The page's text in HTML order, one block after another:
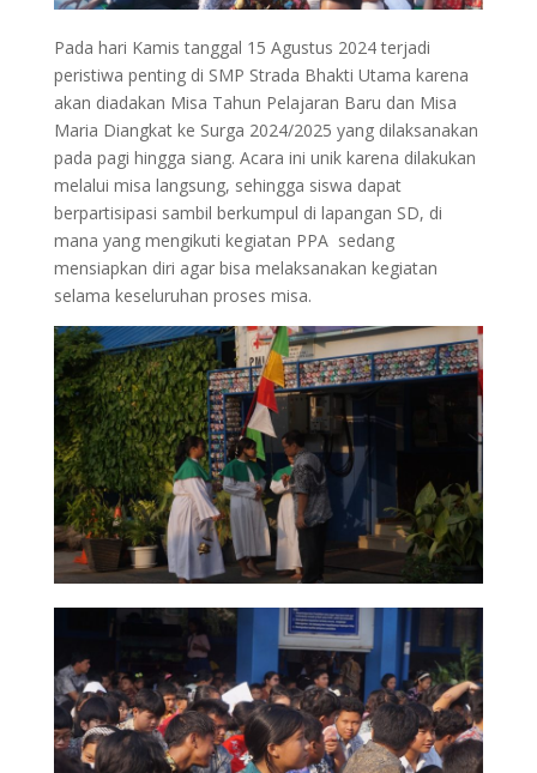
Pada hari Kamis tanggal 15 Agustus 2024 terjadi
peristiwa penting di SMP Strada Bhakti Utama karena
akan diadakan Misa Tahun Pelajaran Baru dan Misa
Maria Diangkat ke Surga 2024/2025 yang dilaksanakan
pada pagi hingga siang. Acara ini unik karena dilakukan
melalui misa langsung, sehingga siswa dapat
berpartisipasi sambil berkumpul di lapangan SD, di
mana yang mengikuti kegiatan PPA sedang
mensiapkan diri agar bisa melaksanakan kegiatan
selama keseluruhan proses misa.